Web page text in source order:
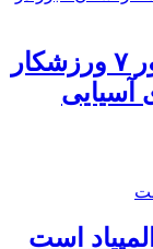
۲ مدال برنز نتیجه حضور ۷ ورزشکار
آسیایی
است